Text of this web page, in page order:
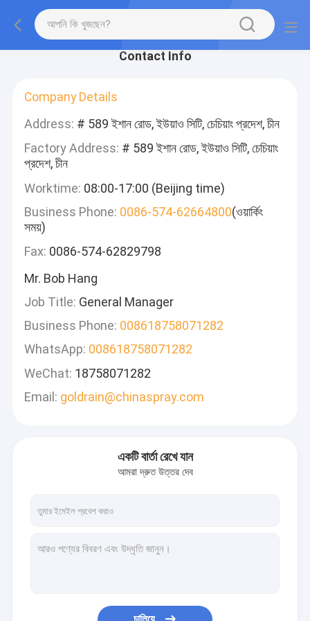
Contact Info
Company Details
Address: # 589 ইশান রোড, ইউয়াও সিটি, চেচিয়াং প্রদেশ, চীন
Factory Address: # 589 ইশান রোড, ইউয়াও সিটি, চেচিয়াং
প্রদেশ, চীন
Worktime: 08:00-17:00 (Beijing time)
Business Phone: 0086-574-62664800(ওয়ার্কিং
সময়)
Fax: 0086-574-62829798
Mr. Bob Hang
Job Title: General Manager
Business Phone: 008618758071282
WhatsApp: 008618758071282
WeChat: 18758071282
Email: goldrain@chinaspray.com
একটি বার্তা রেখে যান
আমরা দ্রুত উত্তর দেব